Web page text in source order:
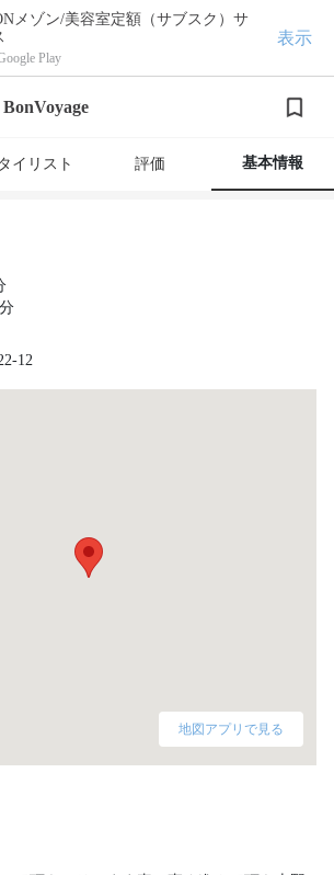
メゾン/美容室定額（サブスク）サ
Play
表示
BonVoyage
イリスト 評価 基本情報
12
地図アプリで見る